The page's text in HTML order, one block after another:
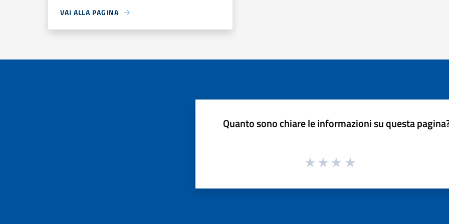
VAI ALLA PAGINA
Quanto sono chiare le informazioni su questa